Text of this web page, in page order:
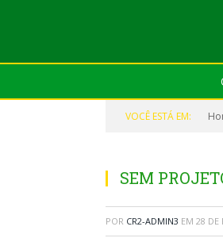
VOCÊ ESTÁ EM:
SEM
POR CR2-ADMIN3 EM 28 DE